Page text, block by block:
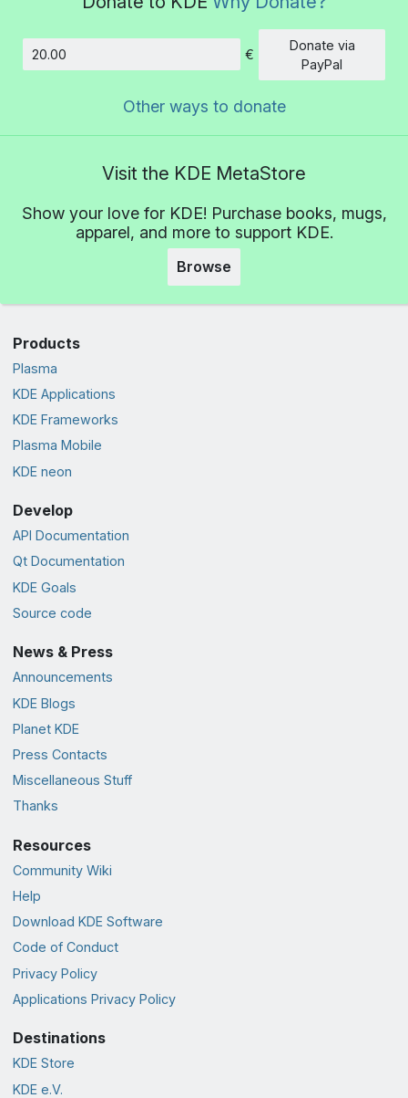
Amount
€
Donate via
PayPal
Other ways to donate
Visit the KDE MetaStore
Show your love for KDE! Purchase books, mugs,
apparel, and more to support KDE.
Browse
Products
Plasma
KDE Applications
KDE Frameworks
Plasma Mobile
KDE neon
Develop
API Documentation
Qt Documentation
KDE Goals
Source code
News & Press
Announcements
KDE Blogs
Planet KDE
Press Contacts
Miscellaneous Stuff
Thanks
Resources
Community Wiki
Help
Download KDE Software
Code of Conduct
Privacy Policy
Applications Privacy Policy
Destinations
KDE Store
KDE e.V.